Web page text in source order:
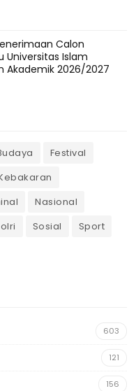
Calon
Universitas Islam
Akademik 2026/2027
Festival
Nasional
Sosial
Sport
603
121
156